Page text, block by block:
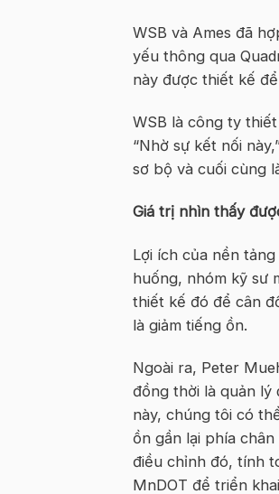
WSB và Ames đã
yếu thông qua
này được thiết kế
WSB là công ty
“Nhờ sự kết nối
sơ bộ và cuối cùng
Giá trị nhìn thấy
Lợi ích của nền
huống, nhóm kỹ sư
thiết kế đó để cân
là giảm tiếng ồn.
Ngoài ra, Peter
đồng thời là quản lý
này, chúng tôi có
ồn gần lại phía
điều chỉnh đó, tính
MnDOT để triển